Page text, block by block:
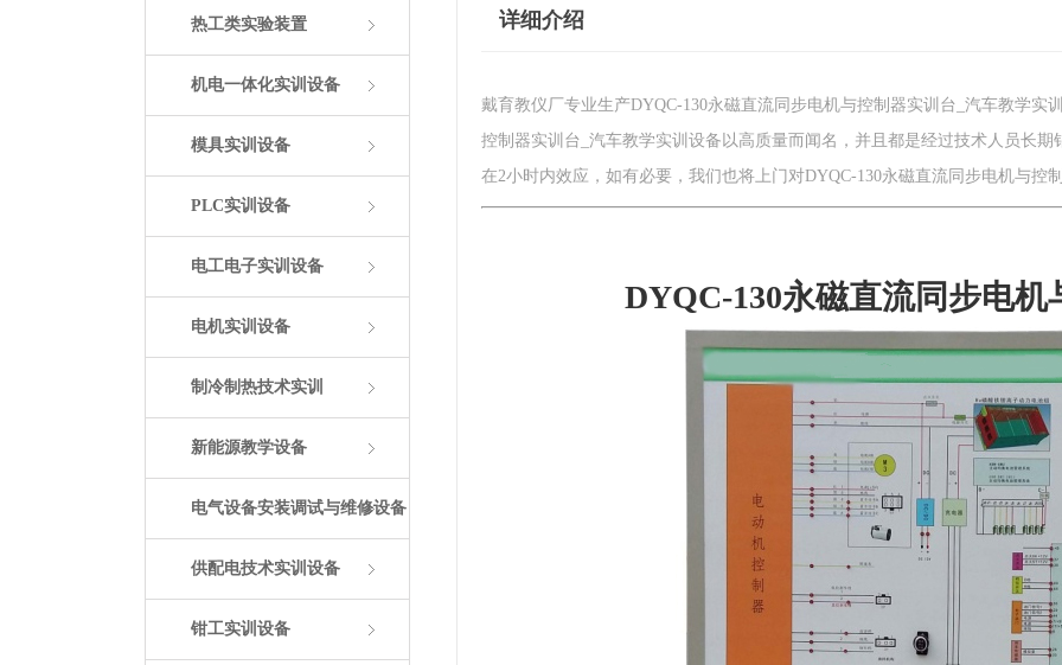
热工类实验装置
机电一体化实训设备
模具实训设备
PLC实训设备
电工电子实训设备
电机实训设备
制冷制热技术实训
新能源教学设备
电气设备安装调试与维修设备
供配电技术实训设备
钳工实训设备
详细介绍
戴育教仪厂专业生产DYQC-130永磁直流同步电机与控制器实训台_汽车教学实
控制器实训台_汽车教学实训设备以高质量而闻名，并且都是经过技术人员长
在2小时内效应，如有必要，我们也将上门对DYQC-130永磁直流同步电机与控
DYQC-130永磁直流同步电机